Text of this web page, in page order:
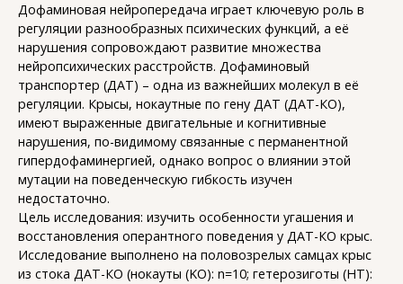
Дофаминовая нейропередача играет ключевую роль в
регуляции разнообразных психических функций, а её
нарушения сопровождают развитие множества
нейропсихических расстройств. Дофаминовый
транспортер (ДАТ) – одна из важнейших молекул в её
регуляции. Крысы, нокаутные по гену ДАТ (ДАТ-КО),
имеют выраженные двигательные и когнитивные
нарушения, по-видимому связанные с перманентной
гипердофаминергией, однако вопрос о влиянии этой
мутации на поведенческую гибкость изучен
недостаточно.
Цель исследования: изучить особенности угашения и
восстановления оперантного поведения у ДАТ-КО крыс.
Исследование выполнено на половозрелых самцах крыс
из стока ДАТ-КО (нокауты (KO): n=10; гетерозиготы (HT):